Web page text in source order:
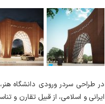
در طراحی سردر ورودی دانشگاه
ایرانی و اسلامی، از قبیل تقارن و